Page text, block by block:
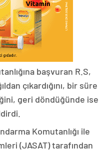
başvuran R.S,
çıkardığını, bir süre
geri döndüğünde ise
Komutanlığı ile
(JASAT) tarafından